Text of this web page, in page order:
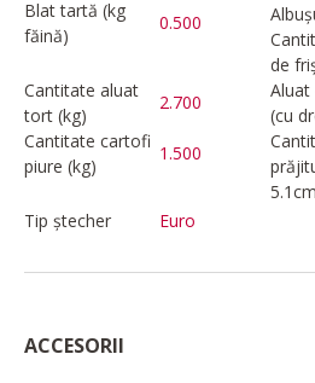
Blat tartă (kg
făină)
0.500
de
Cantitate aluat
tort (kg)
2.700
Aluat
(cu
Cantitate cartofi
piure (kg)
1.500
Tip ștecher Euro
ACCESORII